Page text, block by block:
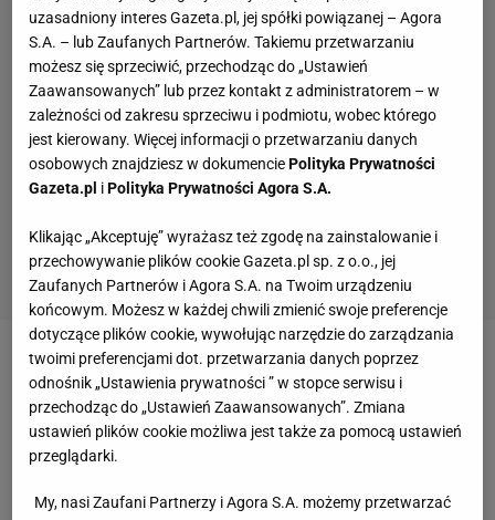
Zobacz wideoF1 22 NA PS5. Nowi kierowcy,
najnowszy tor, duże zmiany w menu
Europa w meczu otwarcia
uzasadniony interes Gazeta.pl, jej spółki powiązanej – Agora
S.A. – lub Zaufanych Partnerów. Takiemu przetwarzaniu
możesz się sprzeciwić, przechodząc do „Ustawień
Zaawansowanych” lub przez kontakt z administratorem – w
zależności od zakresu sprzeciwu i podmiotu, wobec którego
jest kierowany. Więcej informacji o przetwarzaniu danych
osobowych znajdziesz w dokumenciePolityka Prywatności
Gazeta.pl iPolityka Prywatności Agora S.A.
Klikając „Akceptuję” wyrażasz też zgodę na zainstalowanie i
przechowywanie plików cookie Gazeta.pl sp. z o.o., jej
Zaufanych Partnerów i Agora S.A. na Twoim urządzeniu
końcowym. Możesz w każdej chwili zmienić swoje preferencje
dotyczące plików cookie, wywołując narzędzie do zarządzania
twoimi preferencjami dot. przetwarzania danych poprzez
odnośnik „Ustawienia prywatności ” w stopce serwisu i
przechodząc do „Ustawień Zaawansowanych”. Zmiana
ustawień plików cookie możliwa jest także za pomocą ustawień
przeglądarki.
My, nasi Zaufani Partnerzy i Agora S.A. możemy przetwarzać